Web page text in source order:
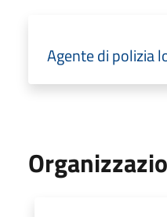
Agente di polizia